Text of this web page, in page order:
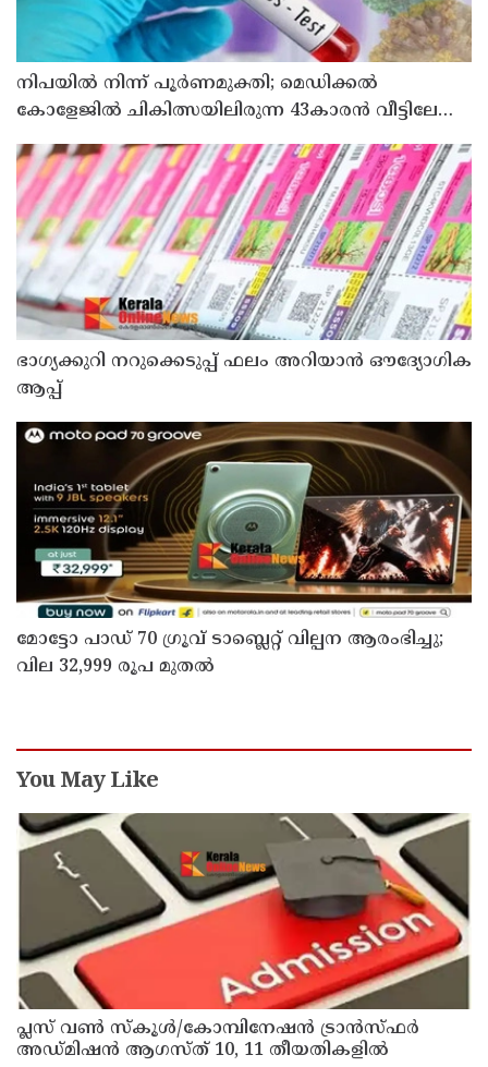
നിപയിൽ നിന്ന് പൂർണമുക്തി; മെഡിക്കൽ
കോളേജിൽ ചികിത്സയിലിരുന്ന 43കാരൻ വീട്ടിലേക്ക്
ഭാഗ്യക്കുറി നറുക്കെടുപ്പ് ഫലം അറിയാൻ ഔദ്യോഗിക
ആപ്പ്
മോട്ടോ പാഡ് 70 ഗ്രൂവ് ടാബ്ലെറ്റ് വില്പന ആരംഭിച്ചു;
വില 32,999 രൂപ മുതൽ
You May Like
പ്ലസ് വൺ സ്‌കൂൾ/കോമ്പിനേഷൻ ട്രാൻസ്ഫർ
അഡ്മിഷൻ ആഗസ്ത് 10, 11 തീയതികളിൽ